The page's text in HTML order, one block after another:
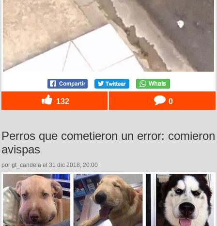
132 0
Perros que cometieron un error: comieron
avispas
por gt_candela el 31 dic 2018, 20:00